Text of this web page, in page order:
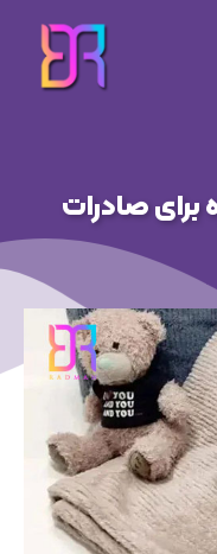
برای صادرات